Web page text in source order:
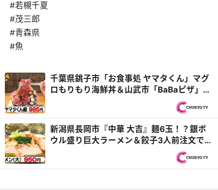
#若槻千夏
#茂三郎
#青森県
#魚
千葉県銚子市「お食事処 ヤマタくん」マグ
ロもりもり海鮮丼＆山武市「BaBaピザ」平
均年齢80歳の6人店主が再び登場『オモウ
新潟県長岡市『中華 大吉』麺6玉！？銀ボ
ウル盛り巨大ラーメン＆餃子3人前注文で